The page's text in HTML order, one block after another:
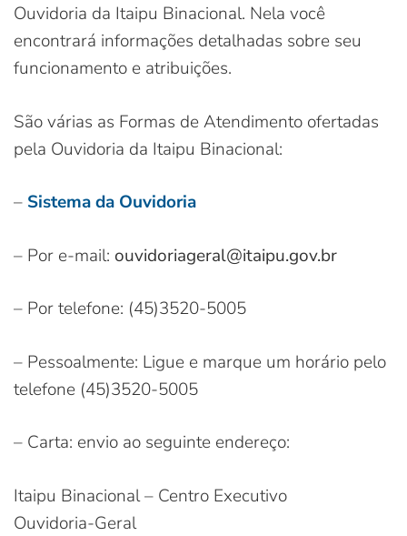
Ouvidoria da Itaipu Binacional. Nela você
encontrará informações detalhadas sobre seu
funcionamento e atribuições.
São várias as Formas de Atendimento ofertadas
pela Ouvidoria da Itaipu Binacional:
– Sistema da Ouvidoria
– Por e-mail: ouvidoriageral@itaipu.gov.br
– Por telefone: (45)3520-5005
– Pessoalmente: Ligue e marque um horário pelo
telefone (45)3520-5005
– Carta: envio ao seguinte endereço:
Itaipu Binacional – Centro Executivo
Ouvidoria-Geral